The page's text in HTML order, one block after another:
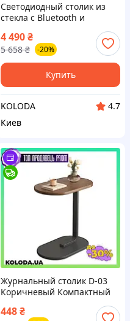
Светодиодный столик из
стекла с Bluetooth и
Умный Музыкальный Хит
4 490₴
5 658 ₴ -20%
Купить
KOLODA
4.7
Киев
Журнальный столик D-03
Коричневый Компактный
журналов
448₴